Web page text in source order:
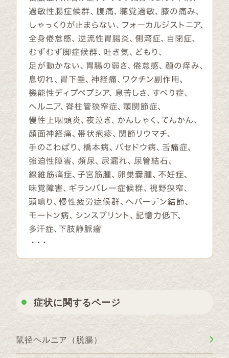
症状に関するページ
鼠径ヘルニア（脱腸）